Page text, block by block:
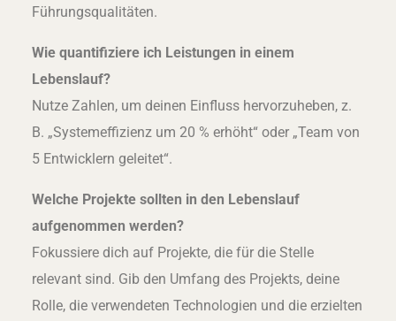
Führungsqualitäten.
Wie quantifiziere ich Leistungen in einem
Lebenslauf?
Nutze Zahlen, um deinen Einfluss hervorzuheben, z.
B. „Systemeffizienz um 20 % erhöht“ oder „Team von
5 Entwicklern geleitet“.
Welche Projekte sollten in den Lebenslauf
aufgenommen werden?
Fokussiere dich auf Projekte, die für die Stelle
relevant sind. Gib den Umfang des Projekts, deine
Rolle, die verwendeten Technologien und die erzielten